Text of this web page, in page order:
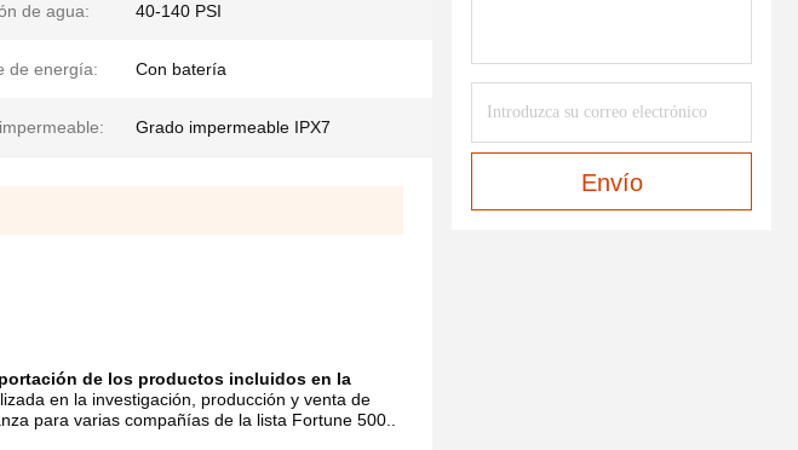
de agua: 40-140 PSI
de energía: Con batería
Grado impermeable IPX7
de los productos incluidos en la
en la investigación, producción y venta de
para varias compañías de la lista Fortune 500..
Envío